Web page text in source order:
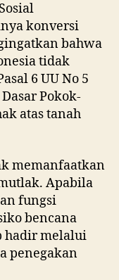
konversi
bahwa
tidak
6 UU No 5
Pokok-
atas tanah
memanfaatkan
Apabila
fungsi
bencana
hadir melalui
penegakan